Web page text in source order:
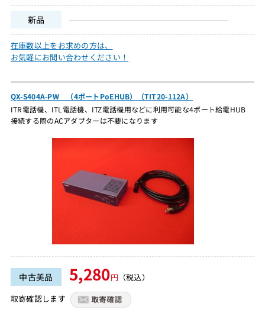
新品
在庫数以上をお求めの方は、
お気軽にお問い合わせください！
QX-S404A-PW （4ポートPoEHUB）（TIT20-112A）
ITR電話機、ITL電話機、ITZ電話機用などに利用可能な4ポート給電HUB
接続する際のACアダプターは不要になります
中古美品 5,280円 （税込）
取寄確認します